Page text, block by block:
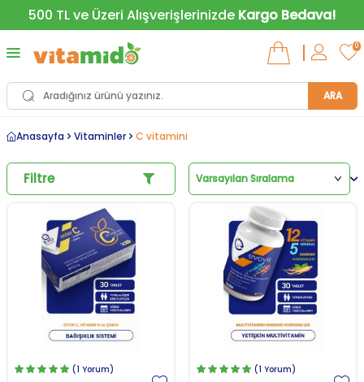
500 TL ve Üzeri Alışverişlerinizde Kargo Bedava!
ARA
0
Anasayfa Vitaminler C vitamini
Filtre
(1 Yorum) (1 Yorum)